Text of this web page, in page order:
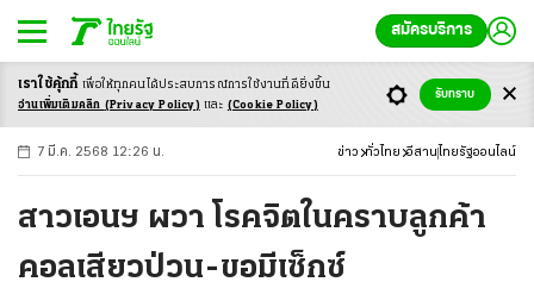
สมัครบริการ
-ก ก ก+
7 มี.ค. 2568 12:26 น. ข่าว ทั่วไทย อีสาน ไทยรัฐออนไลน์
สาวเอนฯ ผวา โรคจิตในคราบลูกค้า
คอลเสียวป่วน-ขอมีเซ็กซ์
เราใช้คุ้กกี้ เพื่อให้ทุกคนได้ประสบการณ์การใช้งานที่ดียิ่งขึ้น
อ่านเพิ่มเติมคลิก (Privacy Policy) และ (Cookie Policy)
รับทราบ